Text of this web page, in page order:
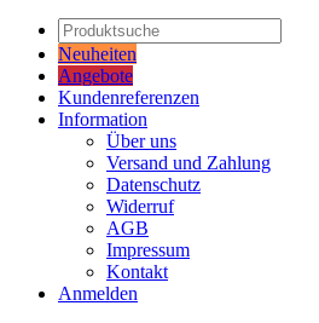
Neuheiten
Angebote
Kundenreferenzen
Information
Über uns
Versand und Zahlung
Datenschutz
Widerruf
AGB
Impressum
Kontakt
Anmelden